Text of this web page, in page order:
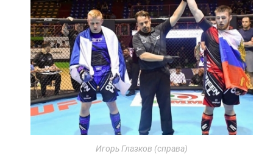
Игорь Глазков (справа)